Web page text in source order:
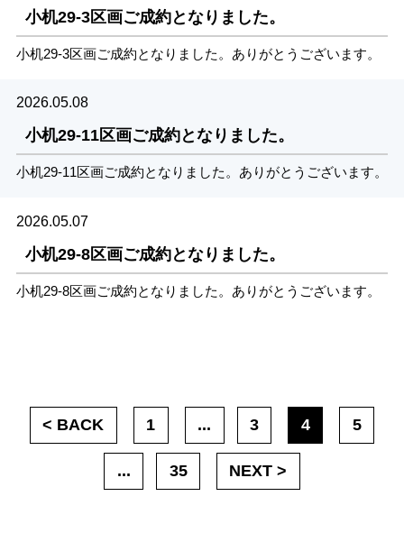
小机29-3区画ご成約となりました。
小机29-3区画ご成約となりました。ありがとうございます。
2026.05.08
小机29-11区画ご成約となりました。
小机29-11区画ご成約となりました。ありがとうございます。
2026.05.07
小机29-8区画ご成約となりました。
小机29-8区画ご成約となりました。ありがとうございます。
< BACK 1 ... 3 4 5
... 35 NEXT >